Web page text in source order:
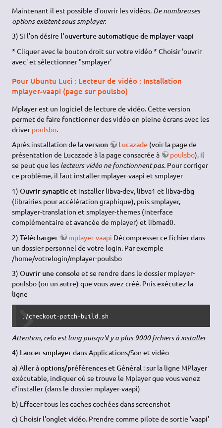
Maintenant il est possible d'ouvrir les vidéos. De nombreuses
options existent sous smplayer.
3) Si l'on désire l'ouverture automatique de mplayer-vaapi
* Cliquer avec le bouton droit sur votre vidéo * Choisir 'ouvrir
avec' et sélectionner "smplayer'
Pour Ubuntu Luci : Lecteur de vidéo : Installation
mplayer-vaapi (page sur poulsbo)
Mplayer est un logiciel de lecture de vidéo. Cette version
permet de faire fonctionner des vidéo en pleine écrans avec les
driverpoulsbo.
Après installation de laversion Lucazade (voir la page de
présentation de Lucazade à la page consacrée à
poulsbo), il
se peut que les lecteurs vidéo ne fonctionnent pas. Pour corriger
ce problème, il faut installer mplayer-vaapi et smplayer
1)Ouvrir synapticet installer libva-dev, libva1 et libva-dbg
(librairies pour accélération graphique), puis smplayer,
smplayer-translation et smplayer-themes (interface
complémentaire et avancée de mplayer) et libmad0.
2)Télécharger mplayer-vaapi Décompresser ce fichier dans
un dossier personnel de votre login. Par exemple
/home/votrelogin/mplayer-poulsbo
3)Ouvrir une consoleet se rendre dans le dossier mplayer-
poulsbo (ou un autre) que vous avez créé. Puis exécutez la
ligne
./checkout-patch-build.sh
Attention, cela est long puisqu'il y a plus 9000 fichiers à installer
4) Lancer smplayerdans Applications/Son et vidéo
a) Aller àoptions/préférences et Général : sur la ligne MPlayer
exécutable, indiquer où se trouve le Mplayer que vous venez
d'installer (dans le dossier mplayer-vaapi)
b) Effacer tous les caches cochées dans screenshot
c) Choisir l'onglet vidéo. Prendre comme pilote de sortie 'vaapi'